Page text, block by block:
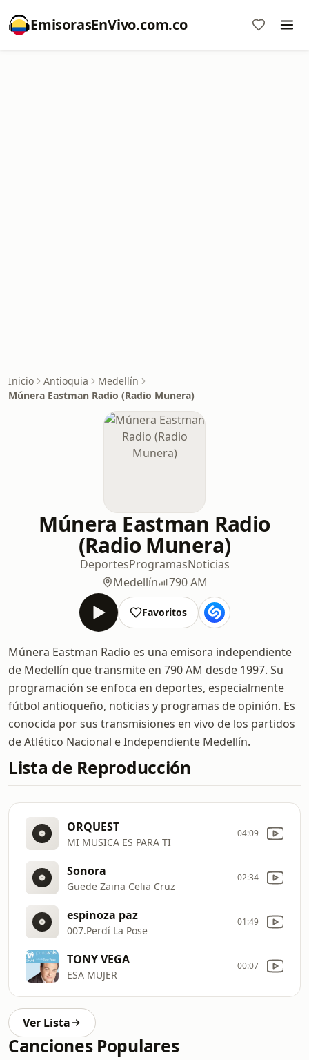
EmisorasEnVivo.com.co
Inicio Antioquia
Medellín
Múnera Eastman Radio (Radio Munera)
Múnera Eastman Radio
(Radio Munera)
DeportesProgramasNoticias
Medellín
790 AM
Favoritos
Múnera Eastman Radio es una emisora independiente
de Medellín que transmite en 790 AM desde 1997. Su
programación se enfoca en deportes, especialmente
fútbol antioqueño, noticias y programas de opinión. Es
conocida por sus transmisiones en vivo de los partidos
de Atlético Nacional e Independiente Medellín.
Lista de Reproducción
ORQUEST
MI MUSICA ES PARA TI
04:09
Sonora
Guede Zaina Celia Cruz
02:34
espinoza paz
007.Perdí La Pose
01:49
TONY VEGA
ESA MUJER
00:07
Ver Lista
Canciones Populares